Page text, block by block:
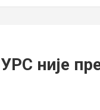
није